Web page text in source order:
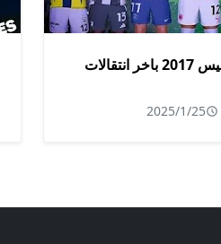
احدث اوبشن فايل لبيس 2017 باخر انتقالات
2025/1/25